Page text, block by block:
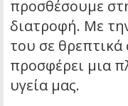
προσθέσουμε
διατροφή. Με
του σε
προσφέρει μια
υγεία μας.